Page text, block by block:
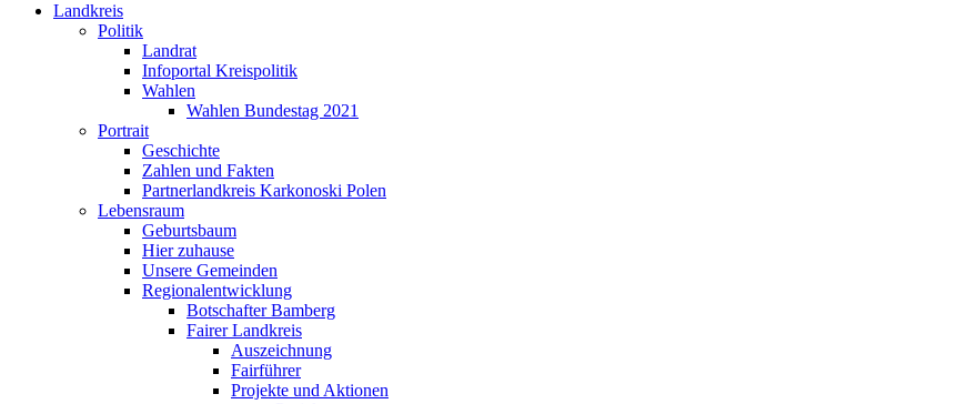
Landkreis
Politik
Landrat
Infoportal Kreispolitik
Wahlen
Wahlen Bundestag 2021
Portrait
Geschichte
Zahlen und Fakten
Partnerlandkreis Karkonoski Polen
Lebensraum
Geburtsbaum
Hier zuhause
Unsere Gemeinden
Regionalentwicklung
Botschafter Bamberg
Fairer Landkreis
Auszeichnung
Fairführer
Projekte und Aktionen